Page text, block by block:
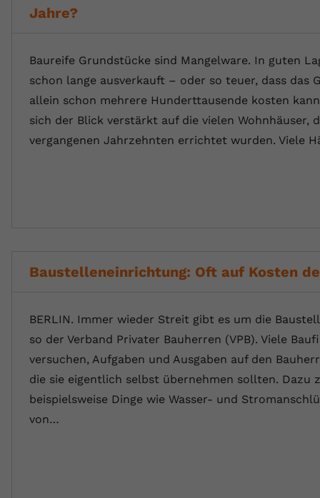
Jahre?
Baureife Grundstücke sind Mangelware. In guten
schon lange ausverkauft – oder so teuer, dass das
allein schon mehrere Hunderttausende kosten
sich der Blick verstärkt auf die vielen Wohnhäuser,
vergangenen Jahrzehnten errichtet wurden. Viele
Baustelleneinrichtung: Oft auf Kosten
BERLIN. Immer wieder Streit gibt es um die
so der Verband Privater Bauherren (VPB). Viele
versuchen, Aufgaben und Ausgaben auf den
die sie eigentlich selbst übernehmen sollten. Dazu
beispielsweise Dinge wie Wasser- und
von…